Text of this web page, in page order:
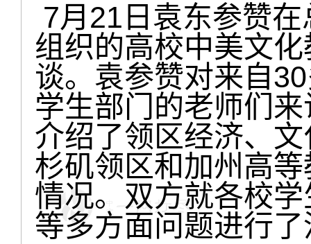
7月21日袁东参赞
组织的高校中美文
谈。袁参赞对来自
学生部门的老师们
介绍了领区经济、
杉矶领区和加州高
情况。双方就各校
等多方面问题进行